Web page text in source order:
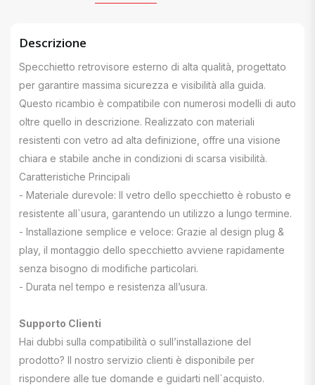
Descrizione
Specchietto retrovisore esterno di alta qualità, progettato
per garantire massima sicurezza e visibilità alla guida.
Questo ricambio è compatibile con numerosi modelli di auto
oltre quello in descrizione. Realizzato con materiali
resistenti con vetro ad alta definizione, offre una visione
chiara e stabile anche in condizioni di scarsa visibilità.
Caratteristiche Principali
- Materiale durevole: Il vetro dello specchietto è robusto e
resistente all`usura, garantendo un utilizzo a lungo termine.
- Installazione semplice e veloce: Grazie al design plug &
play, il montaggio dello specchietto avviene rapidamente
senza bisogno di modifiche particolari.
- Durata nel tempo e resistenza all’usura.
Supporto Clienti
Hai dubbi sulla compatibilità o sull’installazione del
prodotto? Il nostro servizio clienti è disponibile per
rispondere alle tue domande e guidarti nell`acquisto.